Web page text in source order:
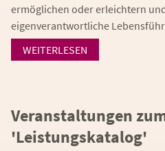
ermöglichen oder erleichtern
eigenverantwortliche
WEITERLESEN
Veranstaltungen
'Leistungskatalog'